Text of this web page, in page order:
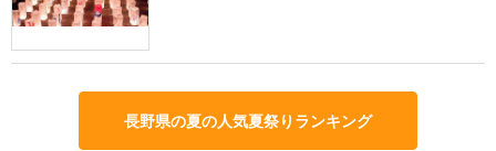
長野県の夏の人気夏祭りランキング